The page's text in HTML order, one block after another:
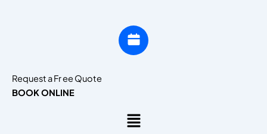
Request a Fr ee Quote
BOOK ONLINE
Menu